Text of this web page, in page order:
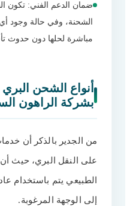
ضمان الدعم الفني:
الشحنة، وفي حالة وجود
مباشرة لحلها دون حدوث
أنواع الشحن
بشركة الراهون
من الجدير بالذكر أن
على النقل البري، حيث
الطبيعي يتم باستخدام
إلى الوجهة المرغوبة.